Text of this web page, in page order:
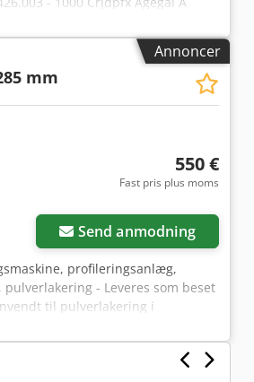
H1130 mm - Vægt: 80 kg
Annoncer
mm
550 €
Fast pris plus moms
Send anmodning
profileringsanlæg,
- Leveres som beset
til pulverlakering i
mm - Vægt: 124 kg Credpfx